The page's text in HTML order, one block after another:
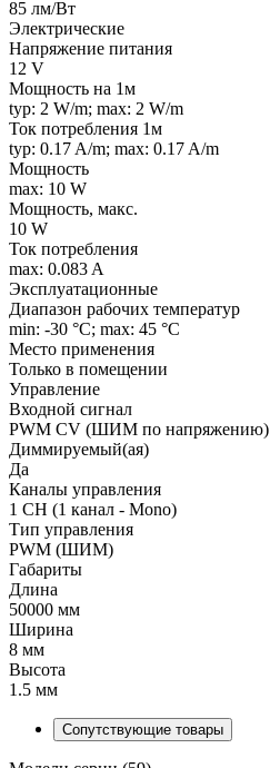
85 лм/Вт
Электрические
Напряжение питания
12 V
Мощность на 1м
typ: 2 W/m; max: 2 W/m
Ток потребления 1м
typ: 0.17 A/m; max: 0.17 A/m
Мощность
max: 10 W
Мощность, макс.
10 W
Ток потребления
max: 0.083 A
Эксплуатационные
Диапазон рабочих температур
min: -30 °C; max: 45 °C
Место применения
Только в помещении
Управление
Входной сигнал
PWM СV (ШИМ по напряжению)
Диммируемый(ая)
Да
Каналы управления
1 CH (1 канал - Mono)
Тип управления
PWM (ШИМ)
Габариты
Длина
50000 мм
Ширина
8 мм
Высота
1.5 мм
Сопутствующие товары